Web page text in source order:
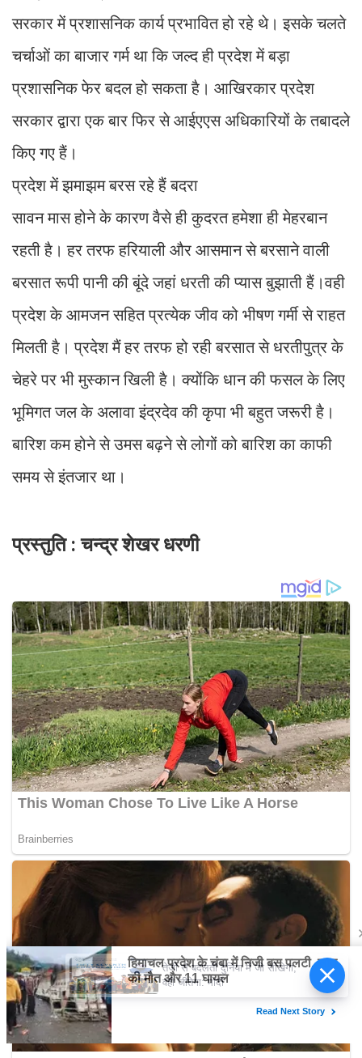
सरकार में प्रशासनिक कार्य प्रभावित हो रहे थे। इसके चलते
चर्चाओं का बाजार गर्म था कि जल्द ही प्रदेश में बड़ा
प्रशासनिक फेर बदल हो सकता है। आखिरकार प्रदेश
सरकार द्वारा एक बार फिर से आईएएस अधिकारियों के तबादले
किए गए हैं।
प्रदेश में झमाझम बरस रहे हैं बदरा
सावन मास होने के कारण वैसे ही कुदरत हमेशा ही मेहरबान
रहती है। हर तरफ हरियाली और आसमान से बरसाने वाली
बरसात रूपी पानी की बूंदे जहां धरती की प्यास बुझाती हैं।वही
प्रदेश के आमजन सहित प्रत्येक जीव को भीषण गर्मी से राहत
मिलती है। प्रदेश मैं हर तरफ हो रही बरसात से धरतीपुत्र के
चेहरे पर भी मुस्कान खिली है। क्योंकि धान की फसल के लिए
भूमिगत जल के अलावा इंद्रदेव की कृपा भी बहुत जरूरी है।
बारिश कम होने से उमस बढ़ने से लोगों को बारिश का काफी
समय से इंतजार था।
प्रस्तुति : चन्द्र शेखर धरणी
तेजी से बदलती दुनिया में जो सीखेगा,
वही जीतेगा: मोदी